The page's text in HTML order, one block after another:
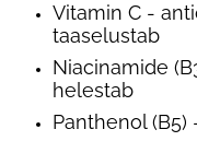
Vitamin C -
taaselustab
Niacinamide
helestab
Panthenol (B5)